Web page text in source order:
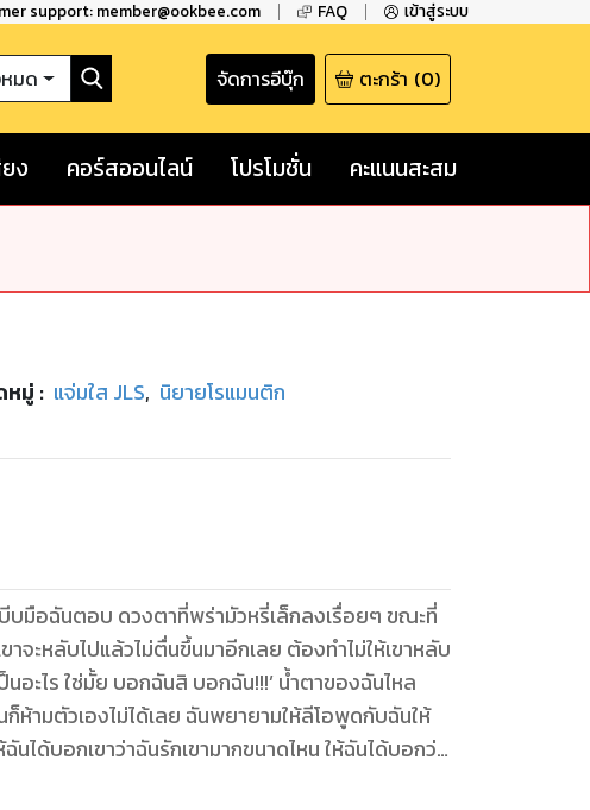
support: member@ookbee.com FAQ เข้าสู่ระบบ
มด จัดการอีบุ๊ก ตะกร้า (0)
ง คอร์สออนไลน์ โปรโมชั่น คะแนนสะสม
หมู่ : แจ่มใส JLS, นิยายโรแมนติก
บีบมือฉันตอบ ดวงตาที่พร่ามัวหรี่เล็กลงเรื่อยๆ ขณะที่
าจะหลับไปแล้วไม่ตื่นขึ้นมาอีกเลย ต้องทำไม่ให้เขาหลับ
อะไร ใช่มั้ย บอกฉันสิ บอกฉัน!!!’ น้ำตาของฉันไหล
ามตัวเองไม่ได้เลย ฉันพยายามให้ลีโอพูดกับฉันให้
ได้บอกเขาว่าฉันรักเขามากขนาดไหน ให้ฉันได้บอกว่า
อนนี้เลย...ได้โปรด...